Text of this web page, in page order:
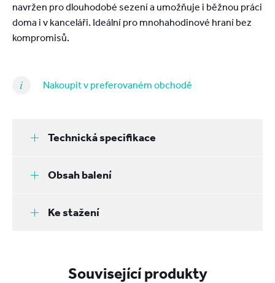
navržen pro dlouhodobé sezení a umožňuje i běžnou práci
doma i v kanceláři. Ideální pro mnohahodinové hraní bez
kompromisů.
Nakoupit v preferovaném obchodě
Technická specifikace
Obsah balení
Ke stažení
Související produkty